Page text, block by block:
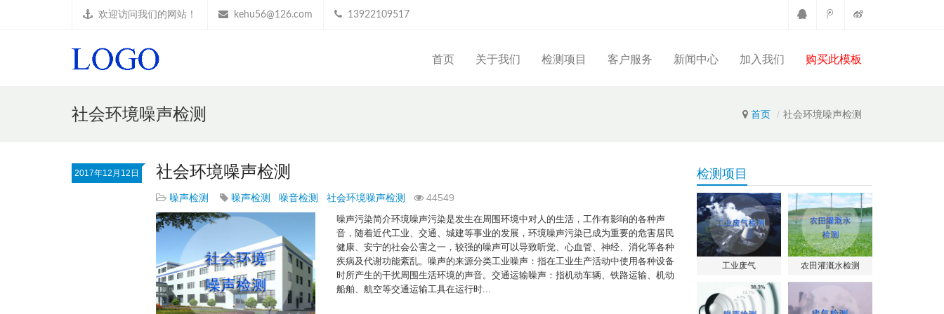
欢迎访问我们的网站！ kehu56@126.com 13922109517
首页 关于我们 检测项目 客户服务 新闻中心 加入我们 购买此模板
首页 社会环境噪声检测
社会环境噪声检测
2017年12月12日 社会环境噪声检测
噪声检测 噪声检测 噪音检测 社会环境噪声检测 44549
噪声污染简介环境噪声污染是发生在周围环境中对人的生活，工作有影响的各种声
音，随着近代工业、交通、城建等事业的发展，环境噪声污染已成为重要的危害居民
健康、安宁的社会公害之一，较强的噪声可以导致听觉、心血管、神经、消化等各种
疾病及代谢功能紊乱。噪声的来源分类工业噪声：指在工业生产活动中使用各种设备
时所产生的干扰周围生活环境的声音。交通运输噪声：指机动车辆、铁路运输、机动
船舶、航空等交通运输工具在运行时...
检测项目
工业废气 农田灌溉水检测